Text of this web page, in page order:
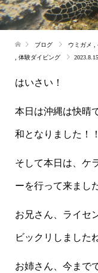
ブログ ウミガメ
体験ダイビング
はいさい！
本日は沖縄は快晴
和となりました！！
そして本日は、ケ
ーを行って来まし
お兄さん、ライセ
ビックリしました
お姉さん、今まで